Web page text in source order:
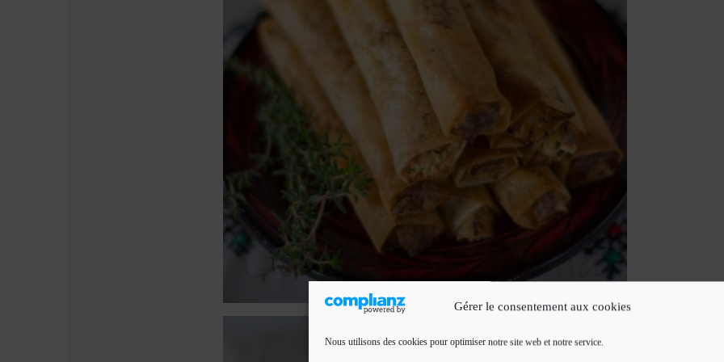
Gérer le consentement aux cookies
Nous utilisons des cookies pour optimiser notre site web et notre service.